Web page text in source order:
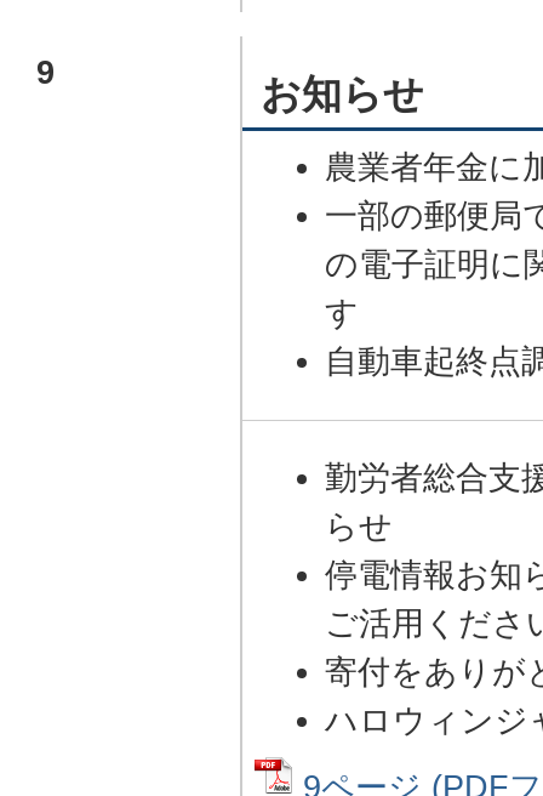
9 お知らせ
農業者年金に
一部の郵便局
の電子証明に
す
自動車起終点
勤労者総合支
らせ
停電情報お知
ご活用くださ
寄付をありが
ハロウィンジ
9ページ (PDF